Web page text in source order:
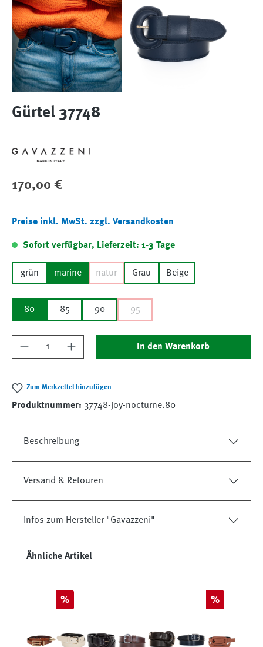
Gürtel 37748
Regulärer Preis:
170,00 €
Preise inkl. MwSt. zzgl. Versandkosten
Sofort verfügbar, Lieferzeit: 1-3 Tage
grün marine natur Grau Beige
80 85 90 95
Produkt Anzahl: Gib den gewünschten Wert
In den Warenkorb
Zum Merkzettel hinzufügen
Produktnummer: 37748-joy-nocturne.80
Beschreibung
Versand & Retouren
Infos zum Hersteller "Gavazzeni"
Produktgalerie überspringen
Ähnliche Artikel
Rabatt
% Rabatt
%